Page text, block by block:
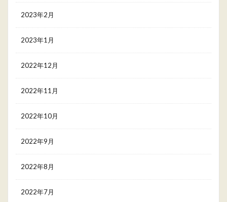
2023年2月
2023年1月
2022年12月
2022年11月
2022年10月
2022年9月
2022年8月
2022年7月